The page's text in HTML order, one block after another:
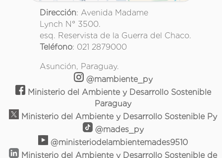
Dirección: Avenida Madame
Lynch N° 3500.
esq. Reservista de la Guerra del Chaco.
Teléfono: 021 2879000
Asunción, Paraguay.
@mambiente_py
Ministerio del Ambiente y Desarrollo Sostenible
Paraguay
Ministerio del Ambiente y Desarrollo Sostenible Py
@mades_py
@ministeriodelambientemades9510
Ministerio del Ambiente y Desarrollo Sostenible de